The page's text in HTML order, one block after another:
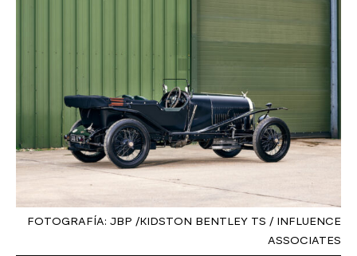
FOTOGRAFÍA: JBP /KIDSTON BENTLEY TS / INFLUENCE
ASSOCIATES